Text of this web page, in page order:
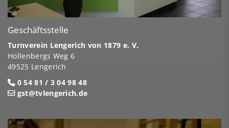
Geschäftsstelle
Turnverein Lengerich von 1879 e. V.
Hollenbergs Weg 6
49525 Lengerich
0 54 81 / 3 04 98 48
gst@tvlengerich.de